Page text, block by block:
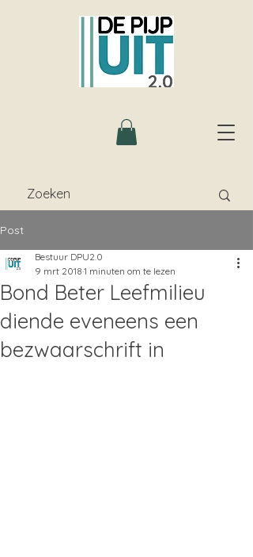
Post
Bond Beter Leefmilieu
diende eveneens een
bezwaarschrift in
Bestuur DPU2.0
9 mrt 2018 1 minuten om te lezen